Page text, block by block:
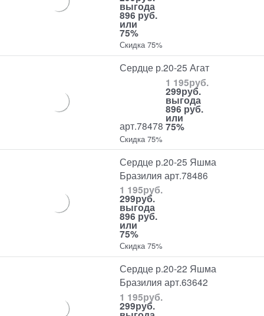
выгода
896 руб.
или
75%
Скидка 75%
Сердце р.20-25 Агат
арт.78478
1 195руб.
299руб.
выгода
896 руб.
или
75%
Скидка 75%
Сердце р.20-25 Яшма
Бразилия арт.78486
1 195руб.
299руб.
выгода
896 руб.
или
75%
Скидка 75%
Сердце р.20-22 Яшма
Бразилия арт.63642
1 195руб.
299руб.